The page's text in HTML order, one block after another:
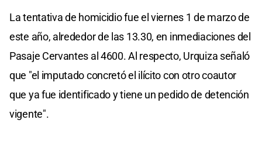
La tentativa de homicidio fue el viernes 1 de marzo de
este año, alrededor de las 13.30, en inmediaciones del
Pasaje Cervantes al 4600. Al respecto, Urquiza señaló
que "el imputado concretó el ilícito con otro coautor
que ya fue identificado y tiene un pedido de detención
vigente".